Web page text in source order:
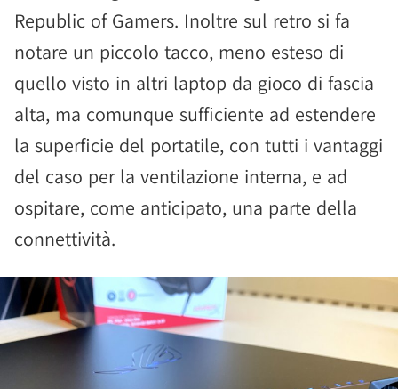
Republic of Gamers. Inoltre sul retro si fa
notare un piccolo tacco, meno esteso di
quello visto in altri laptop da gioco di fascia
alta, ma comunque sufficiente ad estendere
la superficie del portatile, con tutti i vantaggi
del caso per la ventilazione interna, e ad
ospitare, come anticipato, una parte della
connettività.